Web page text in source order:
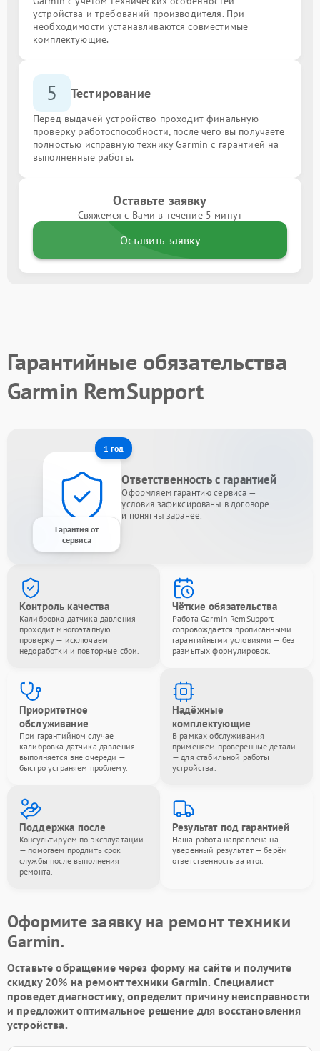
устройства и требований производителя. При
необходимости устанавливаются совместимые
комплектующие.
5 Тестирование
Перед выдачей устройство проходит финальную
проверку работоспособности, после чего вы получаете
полностью исправную технику Garmin с гарантией на
выполненные работы.
Оставьте заявку
Свяжемся с Вами в течение 5 минут
Оставить заявку
Гарантийные обязательства
Garmin RemSupport
1 год
Гарантия от
сервиса
Ответственность с гарантией
Оформляем гарантию сервиса —
условия зафиксированы в договоре
и понятны заранее.
Контроль качества
Калибровка датчика давления
проходит многоэтапную
проверку — исключаем
недоработки и повторные сбои.
Чёткие обязательства
Работа Garmin RemSupport
сопровождается прописанными
гарантийными условиями — без
размытых формулировок.
Приоритетное
обслуживание
При гарантийном случае
калибровка датчика давления
выполняется вне очереди —
быстро устраняем проблему.
Надёжные
комплектующие
В рамках обслуживания
применяем проверенные детали
— для стабильной работы
устройства.
Поддержка после
Консультируем по эксплуатации
— помогаем продлить срок
службы после выполнения
ремонта.
Результат под гарантией
Наша работа направлена на
уверенный результат — берём
ответственность за итог.
Оформите заявку на ремонт техники
Garmin.
Оставьте обращение через форму на сайте и получите
скидку 20% на ремонт техники Garmin. Специалист
проведет диагностику, определит причину неисправности
и предложит оптимальное решение для восстановления
устройства.